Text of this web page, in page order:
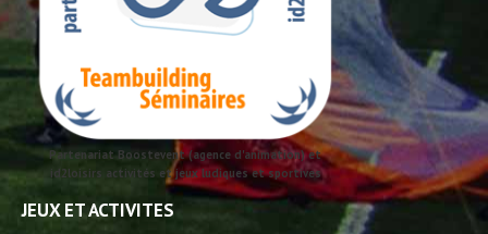
Partenariat Boostevent (agence d'animation) et
id2loisirs activités et jeux ludiques et sportives
JEUX ET ACTIVITES